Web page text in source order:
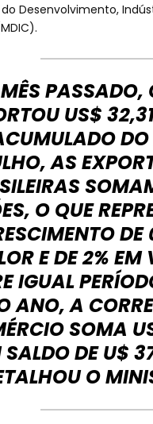
Desenvolvimento,
PASSADO,
US$
AS
O QUE
DE
E DE 2% EM
IGUAL
ANO, A
SOMA
DE U$
O